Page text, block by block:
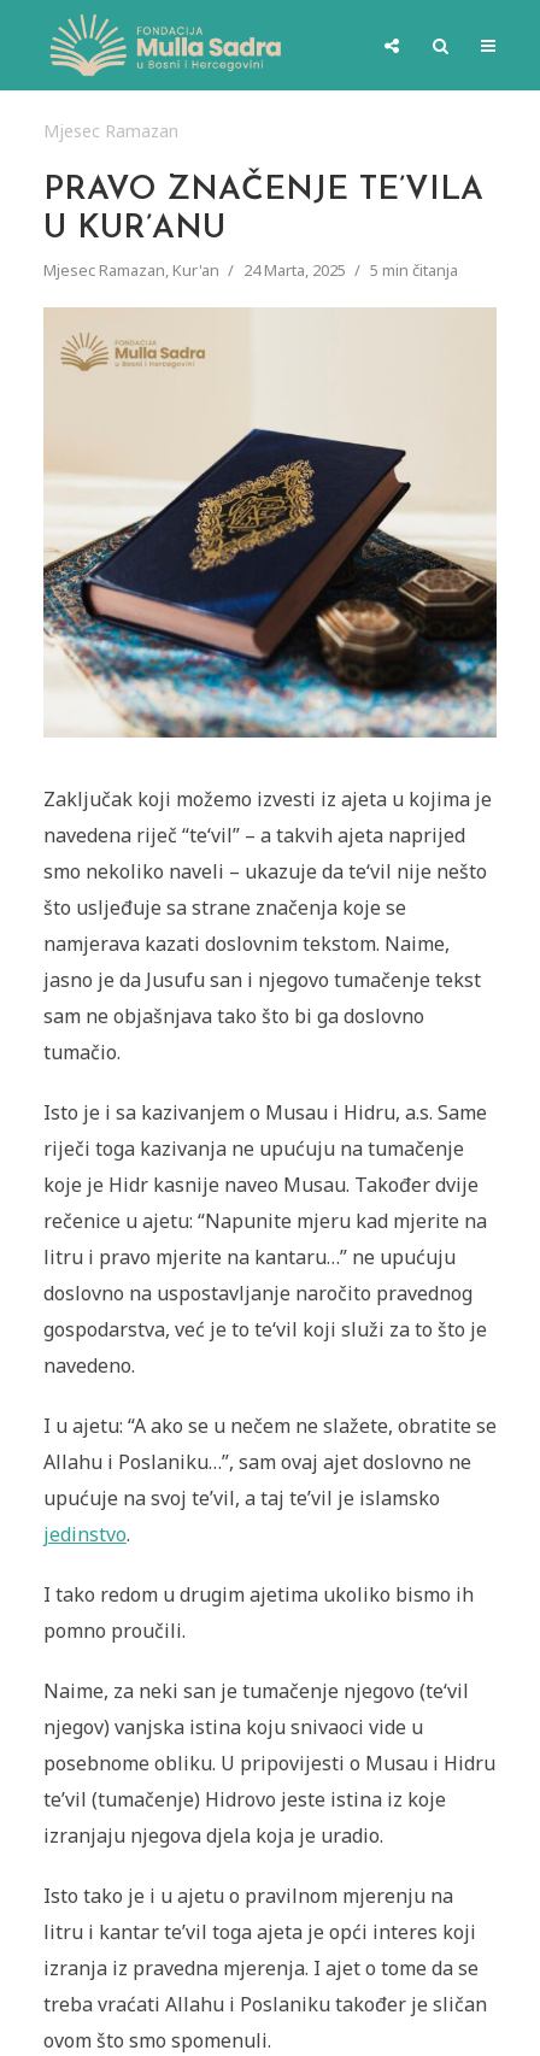
Mjesec Ramazan
PRAVO ZNAČENJE TE’VILA
U KUR’ANU
Mjesec Ramazan, Kur'an 24 Marta, 2025 5 min čitanja
Zaključak koji možemo izvesti iz ajeta u kojima je
navedena riječ “te‘vil” – a takvih ajeta naprijed
smo nekoliko naveli – ukazuje da te‘vil nije nešto
što usljeđuje sa strane značenja koje se
namjerava kazati doslovnim tekstom. Naime,
jasno je da Jusufu san i njegovo tumačenje tekst
sam ne objašnjava tako što bi ga doslovno
tumačio.
Isto je i sa kazivanjem o Musau i Hidru, a.s. Same
riječi toga kazivanja ne upućuju na tumačenje
koje je Hidr kasnije naveo Musau. Također dvije
rečenice u ajetu: “Napunite mjeru kad mjerite na
litru i pravo mjerite na kantaru…” ne upućuju
doslovno na uspostavljanje naročito pravednog
gospodarstva, već je to te‘vil koji služi za to što je
navedeno.
I u ajetu: “A ako se u nečem ne slažete, obratite se
Allahu i Poslaniku…”, sam ovaj ajet doslovno ne
upućuje na svoj te’vil, a taj te’vil je islamsko
jedinstvo.
I tako redom u drugim ajetima ukoliko bismo ih
pomno proučili.
Naime, za neki san je tumačenje njegovo (te‘vil
njegov) vanjska istina koju snivaoci vide u
posebnome obliku. U pripovijesti o Musau i Hidru
te’vil (tumačenje) Hidrovo jeste istina iz koje
izranjaju njegova djela koja je uradio.
Isto tako je i u ajetu o pravilnom mjerenju na
litru i kantar te’vil toga ajeta je opći interes koji
izranja iz pravedna mjerenja. I ajet o tome da se
treba vraćati Allahu i Poslaniku također je sličan
ovom što smo spomenuli.